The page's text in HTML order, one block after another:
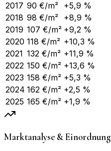
2017 90 €/m² +5,9 %
2018 98 €/m² +8,9 %
2019 107 €/m² +9,2 %
2020 118 €/m² +10,3 %
2021 132 €/m² +11,9 %
2022 150 €/m² +13,6 %
2023 158 €/m² +5,3 %
2024 162 €/m² +2,5 %
2025 165 €/m² +1,9 %
Marktanalyse & Einordnung